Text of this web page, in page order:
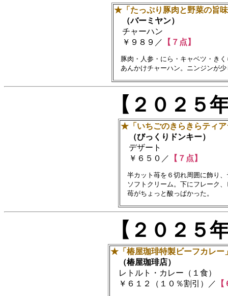
★「たっぷり豚肉と野菜の旨
（バーミヤン）
チャーハン
￥９８９／ 【７点】
豚肉・人参・にら・キャベツ・き
【２０２
★「いちごのきらきらティア
（びっくりドンキー）
デザート
￥６５０／ 【７点】
半カット苺を６切れ周囲に飾り
ソフトクリーム。下にフレーク
【２０２
★「椿屋珈琲特製ビーフカレー
（椿屋珈琲店）
レトルト・カレー（１食）
￥６１２（１０％割引）／